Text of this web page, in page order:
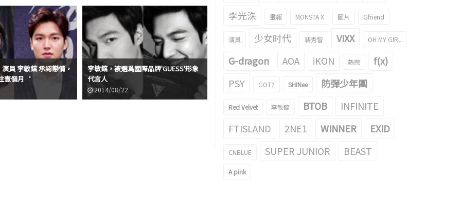
員 李敏鎬 承認戀情，
壹個月‘
李敏鎬，被選爲國際品牌'GUESS'形象
代言人
2014/08/22
李光洙 畫報 MONSTA X 圖片 Gfriend
演員 少女时代 裴秀智 VIXX OH MY GIRL
G-dragon AOA iKON 熱戀
f(x)
PSY
GOT7 SHINee 防彈少年團
Red Velvet 李敏鎬 BTOB
INFINITE
FTISLAND
2NE1 WINNER EXID
CNBLUE SUPER JUNIOR BEAST
A pink